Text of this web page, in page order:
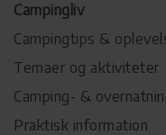
Campingliv
Campingtips &
Temaer og aktiviteter
Camping- &
Praktisk information